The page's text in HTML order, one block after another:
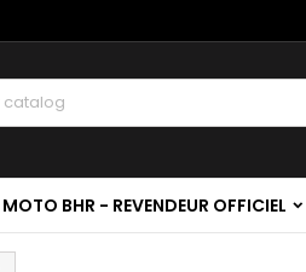
MOTO BHR - REVENDEUR OFFICIEL